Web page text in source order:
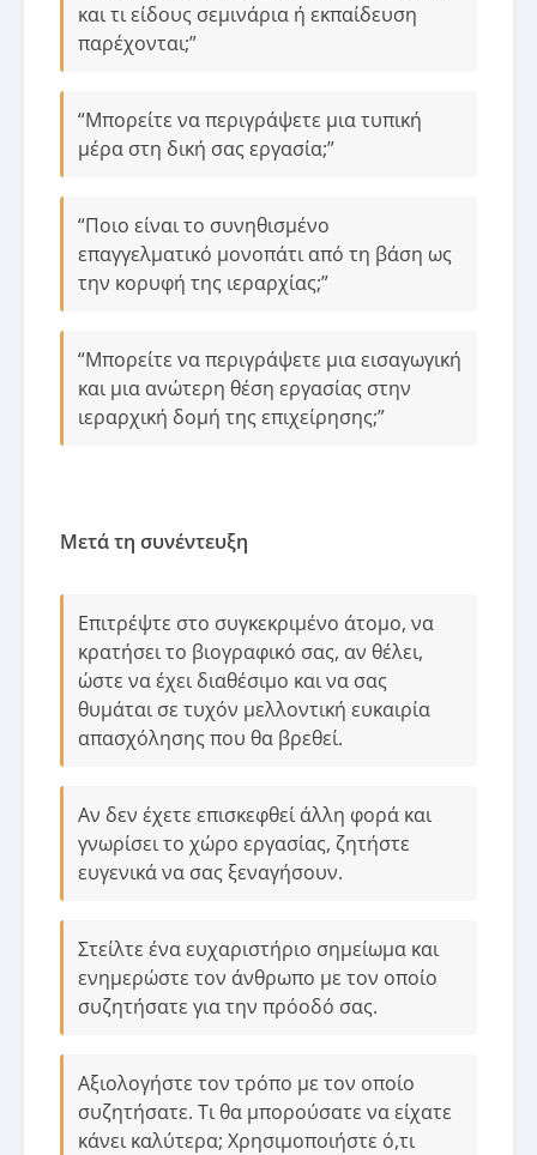
και τι είδους σεμινάρια ή εκπαίδευση
παρέχονται;”
“Μπορείτε να περιγράψετε μια τυπική
μέρα στη δική σας εργασία;”
“Ποιο είναι το συνηθισμένο
επαγγελματικό μονοπάτι από τη βάση ως
την κορυφή της ιεραρχίας;”
“Μπορείτε να περιγράψετε μια εισαγωγική
και μια ανώτερη θέση εργασίας στην
ιεραρχική δομή της επιχείρησης;”
Μετά τη συνέντευξη
Επιτρέψτε στο συγκεκριμένο άτομο, να
κρατήσει το βιογραφικό σας, αν θέλει,
ώστε να έχει διαθέσιμο και να σας
θυμάται σε τυχόν μελλοντική ευκαιρία
απασχόλησης που θα βρεθεί.
Αν δεν έχετε επισκεφθεί άλλη φορά και
γνωρίσει το χώρο εργασίας, ζητήστε
ευγενικά να σας ξεναγήσουν.
Στείλτε ένα ευχαριστήριο σημείωμα και
ενημερώστε τον άνθρωπο με τον οποίο
συζητήσατε για την πρόοδό σας.
Αξιολογήστε τον τρόπο με τον οποίο
συζητήσατε. Τι θα μπορούσατε να είχατε
κάνει καλύτερα; Χρησιμοποιήστε ό,τι